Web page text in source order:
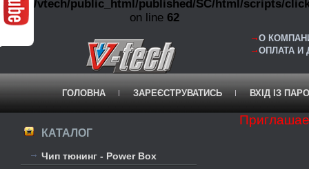
/home/vtech/public_html/published/SC/html/scripts/
on line 62
О
ОПЛАТА И
ГОЛОВНА ЗАРЕЄСТРУВАТИСЬ ВХІД ІЗ
КАТАЛОГ
Чип тюнинг - Power Box